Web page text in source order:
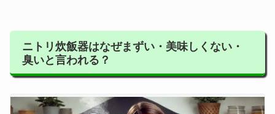
ニトリ炊飯器はなぜまずい・美味しくない・
臭いと言われる？